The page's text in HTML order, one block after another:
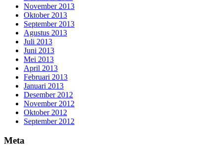
November 2013
Oktober 2013
September 2013
Agustus 2013
Juli 2013
Juni 2013
Mei 2013
April 2013
Februari 2013
Januari 2013
Desember 2012
November 2012
Oktober 2012
September 2012
Meta